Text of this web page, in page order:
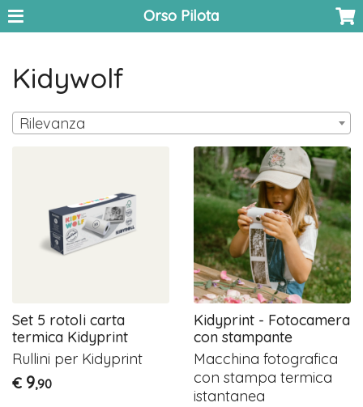
Orso Pilota
Kidywolf
Rilevanza
Set 5 rotoli carta
termica Kidyprint
Rullini per Kidyprint
€ 9,90
Kidyprint - Fotocamera
con stampante
Macchina fotografica
con stampa termica
istantanea